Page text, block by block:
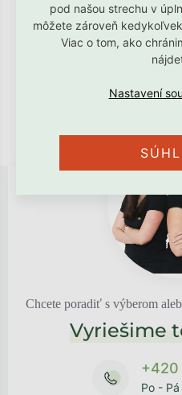
pod našou strechu v
môžete zároveň
Viac o tom, ako
Chcete poradiť s výberom
Vyriešime
+420
Po -